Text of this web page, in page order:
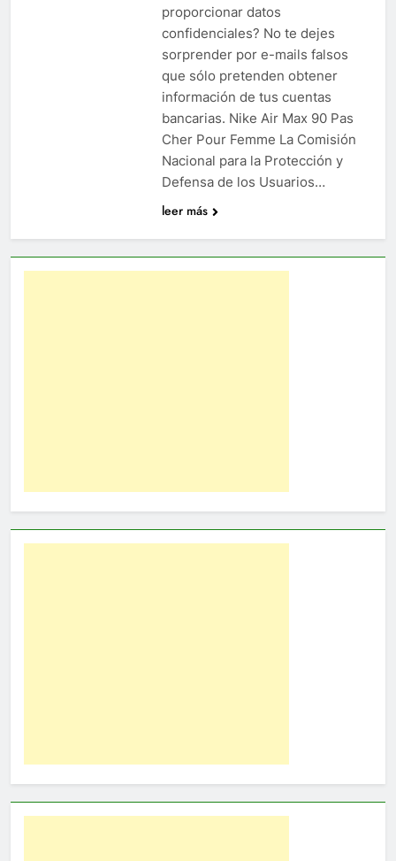
proporcionar datos
confidenciales? No te dejes
sorprender por e-mails falsos
que sólo pretenden obtener
información de tus cuentas
bancarias. Nike Air Max 90 Pas
Cher Pour Femme La Comisión
Nacional para la Protección y
Defensa de los Usuarios…
leer más